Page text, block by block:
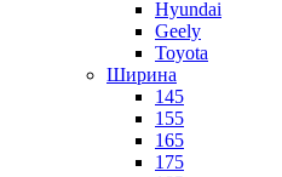
Hyundai
Geely
Toyota
Ширина
145
155
165
175